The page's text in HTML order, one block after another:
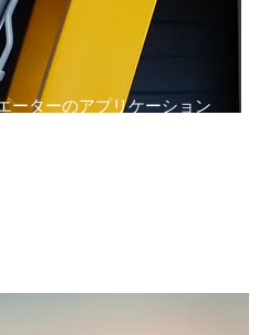
ーターのアプリケーション